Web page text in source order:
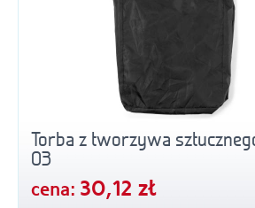
Torba z tworzywa
03
cena: 30,12 zł